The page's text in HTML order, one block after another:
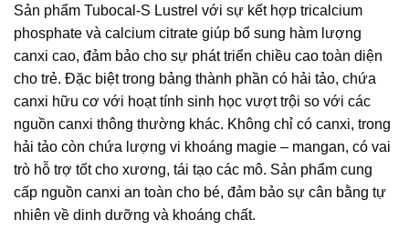
Sản phẩm Tubocal-S Lustrel với sự kết hợp tricalcium
phosphate và calcium citrate giúp bổ sung hàm lượng
canxi cao, đảm bảo cho sự phát triển chiều cao toàn diện
cho trẻ. Đặc biệt trong bảng thành phần có hải tảo, chứa
canxi hữu cơ với hoạt tính sinh học vượt trội so với các
nguồn canxi thông thường khác. Không chỉ có canxi, trong
hải tảo còn chứa lượng vi khoáng magie – mangan, có vai
trò hỗ trợ tốt cho xương, tái tạo các mô. Sản phẩm cung
cấp nguồn canxi an toàn cho bé, đảm bảo sự cân bằng tự
nhiên về dinh dưỡng và khoáng chất.